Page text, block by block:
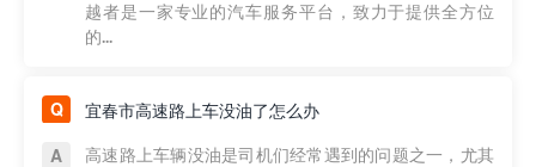
越者是一家专业的汽车服务平台，致力于提供全方位
的...
宜春市高速路上车没油了怎么办
高速路上车辆没油是司机们经常遇到的问题之一，尤其